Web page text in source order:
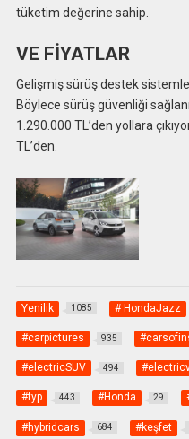
tüketim değerine sahip.
VE FİYATLAR
Gelişmiş sürüş destek
Böylece sürüş güvenliği
1.290.000 TL’den yollara
TL’den.
Yenilik 1085 # HondaJazz
#carpictures 935
#electricSUV 494
#fyp 443 #Honda 29
#hybridcars 684 #keşfet